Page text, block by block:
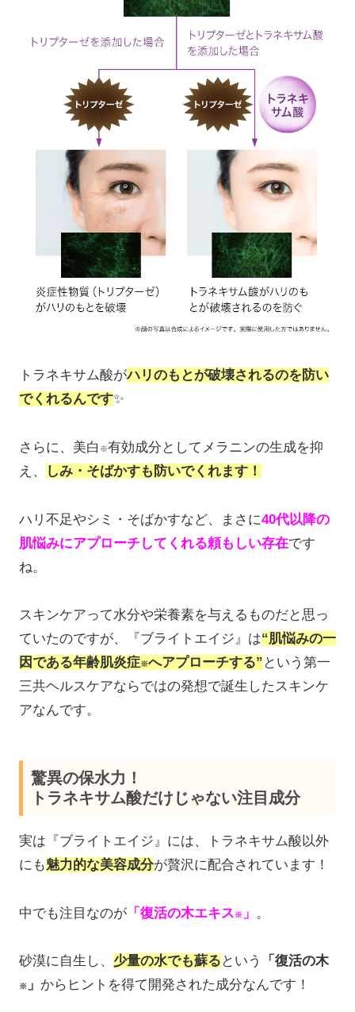
トラネキサム酸がハリのもとが破壊されるのを防い
でくれるんです✨
さらに、美白 ※有効成分としてメラニンの生成を抑
え、
しみ・そばかすも防いでくれます！
ハリ不足やシミ・そばかすなど、まさに40代以降の
肌悩みにアプローチしてくれる頼もしい存在です
ね。
スキンケアって水分や栄養素を与えるものだと思っ
ていたのですが、『ブライトエイジ』は“肌悩みの一
因である年齢肌炎症※へアプローチする” という第一
三共ヘルスケアならではの発想で誕生したスキンケ
アなんです。
驚異の保水力！
トラネキサム酸だけじゃない注目成分
実は『ブライトエイジ』には、トラネキサム酸以外
にも魅力的な美容成分が贅沢に配合されています！
中でも注目なのが 「復活の木エキス※ 」 。
砂漠に自生し、 少量の水でも蘇る という 「復活の木
※ 」 からヒントを得て開発された成分なんです！